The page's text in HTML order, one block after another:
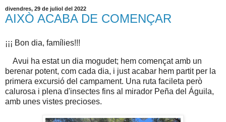
divendres, 29 de juliol del 2022
AIXÒ ACABA DE COMENÇAR
¡¡¡ Bon dia, famílies!!!
Avui ha estat un dia mogudet; hem començat amb un
berenar potent, com cada dia, i just acabar hem partit per la
primera excursió del campament. Una ruta facileta però
calurosa i plena d'insectes fins al mirador Peña del Águila,
amb unes vistes precioses.